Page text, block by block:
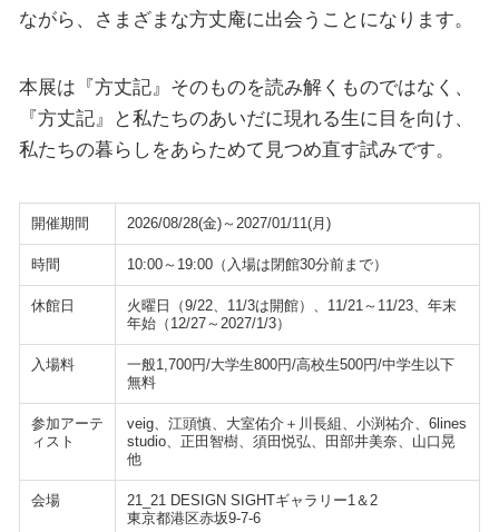
ながら、さまざまな方丈庵に出会うことになります。
本展は『方丈記』そのものを読み解くものではなく、
『方丈記』と私たちのあいだに現れる生に目を向け、
私たちの暮らしをあらためて見つめ直す試みです。
開催期間 2026/08/28(金)～2027/01/11(月)
時間 10:00～19:00（入場は閉館30分前まで）
休館日
火曜日（9/22、11/3は開館）、11/21～11/23、年末
年始（12/27～2027/1/3）
入場料
一般1,700円/大学生800円/高校生500円/中学生以下
無料
参加アーテ
ィスト
veig、江頭慎、大室佑介＋川長組、小渕祐介、6lines
studio、正田智樹、須田悦弘、田部井美奈、山口晃
他
会場
21_21 DESIGN SIGHTギャラリー1＆2
東京都港区赤坂9-7-6